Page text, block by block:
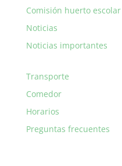
Comisión huerto escolar
Noticias
Noticias importantes
Transporte
Comedor
Horarios
Preguntas frecuentes